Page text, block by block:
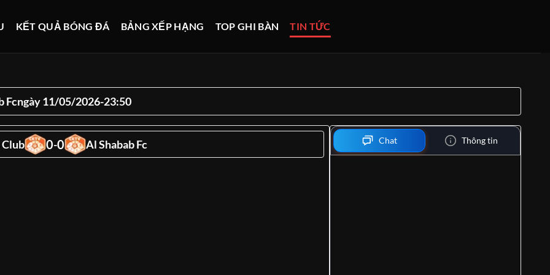
KẾT QUẢ BÓNG ĐÁ BẢNG XẾP HẠNG TOP GHI BÀN TIN TỨC
Fcngày 11/05/2026-23:50
0-0 Al Shabab Fc Chat Thông tin